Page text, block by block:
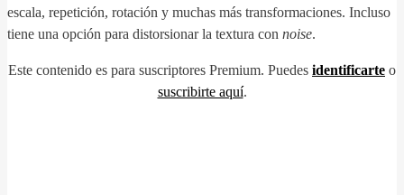
escala, repetición, rotación y muchas más transformaciones. Incluso
tiene una opción para distorsionar la textura con noise.
Este contenido es para suscriptores Premium. Puedes identificarte o
suscribirte aquí.